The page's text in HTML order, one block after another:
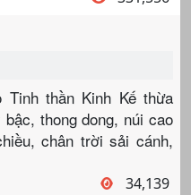
Tinh thần Kinh Kế thừa
thong dong, núi cao
chân trời sải cánh,
34,139